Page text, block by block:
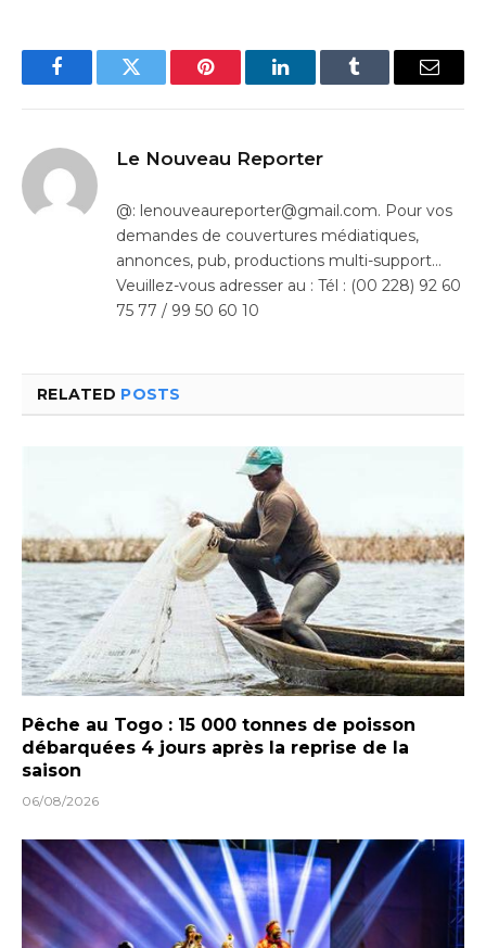
FacebookTwitter Pinterest LinkedInTumblr Email
Le Nouveau Reporter
@: lenouveaureporter@gmail.com. Pour vos
demandes de couvertures médiatiques,
annonces, pub, productions multi-support…
Veuillez-vous adresser au : Tél : (00 228) 92 60
75 77 / 99 50 60 10
RELATED POSTS
Pêche au Togo : 15 000 tonnes de poisson
débarquées 4 jours après la reprise de la
saison
06/08/2026